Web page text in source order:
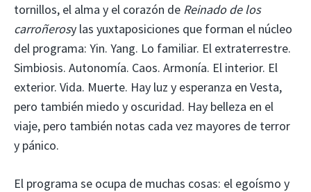
tornillos, el alma y el corazón de Reinado de los
carroñerosy las yuxtaposiciones que forman el núcleo
del programa: Yin. Yang. Lo familiar. El extraterrestre.
Simbiosis. Autonomía. Caos. Armonía. El interior. El
exterior. Vida. Muerte. Hay luz y esperanza en Vesta,
pero también miedo y oscuridad. Hay belleza en el
viaje, pero también notas cada vez mayores de terror
y pánico.
El programa se ocupa de muchas cosas: el egoísmo y